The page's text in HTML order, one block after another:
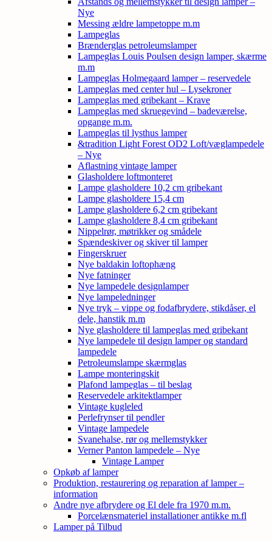
Nye
Messing ældre lampetoppe m.m
Lampeglas
Brænderglas petroleumslamper
Lampeglas Louis Poulsen design lamper, skærme
m.m
Lampeglas Holmegaard lamper – reservedele
Lampeglas med center hul – Lysekroner
Lampeglas med gribekant – Krave
Lampeglas med skruegevind – badeværelse,
opgange m.m.
Lampeglas til lysthus lamper
&tradition Light Forest OD2 Loft/væglampedele
– Nye
Aflastning vintage lamper
Glasholdere loftmonteret
Lampe glasholdere 10,2 cm gribekant
Lampe glasholdere 15,4 cm
Lampe glasholdere 6,2 cm gribekant
Lampe glasholdere 8,4 cm gribekant
Nippelrør, møtrikker og smådele
Spændeskiver og skiver til lamper
Fingerskruer
Nye baldakin loftophæng
Nye fatninger
Nye lampedele designlamper
Nye lampeledninger
Nye tryk – vippe og fodafbrydere, stikdåser, el
dele, hanstik m.m
Nye glasholdere til lampeglas med gribekant
Nye lampedele til design lamper og standard
lampedele
Petroleumslampe skærmglas
Lampe monteringskit
Plafond lampeglas – til beslag
Reservedele arkitektlamper
Vintage kugleled
Perlefrynser til pendler
Vintage lampedele
Svanehalse, rør og mellemstykker
Verner Panton lampedele – Nye
Vintage Lamper
Opkøb af lamper
Produktion, restaurering og reparation af lamper –
information
Andre nye afbrydere og El dele fra 1970 m.m.
Porcelænsmateriel installationer antikke m.fl
Lamper på Tilbud